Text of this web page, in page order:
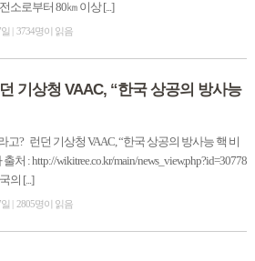
소로부터 80㎞ 이상 [...]
3734명이 읽음
기상청 VAAC, “한국 상공의 방사능
고? 런던 기상청 VAAC, “한국 상공의 방사능 핵 비
: http://wikitree.co.kr/main/news_view.php?id=30778
의 [...]
2805명이 읽음